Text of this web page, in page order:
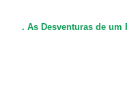
. As Desventuras de um